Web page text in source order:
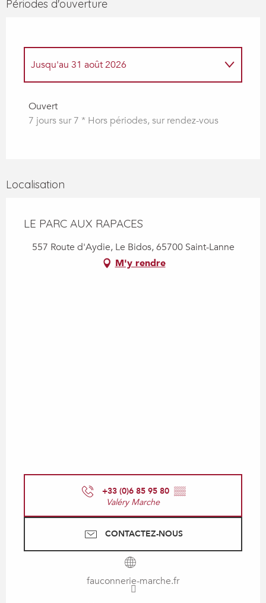
Périodes d'ouverture
Jusqu'au 31 août 2026
Ouvert
7 jours sur 7 * Hors périodes, sur rendez-vous
Localisation
LE PARC AUX RAPACES
557 Route d'Aydie, Le Bidos, 65700 Saint-Lanne
M'y rendre
+33 (0)6 85 95 80 ▒▒
Valéry Marche
CONTACTEZ-NOUS
fauconnerie-marche.fr